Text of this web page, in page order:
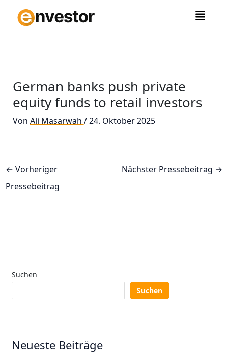
Inhalt
springen
German banks push private
equity funds to retail investors
Von Ali Masarwah /24. Oktober 2025
← Vorheriger
Pressebeitrag
Nächster Pressebeitrag →
Suchen
Suchen
Neueste Beiträge